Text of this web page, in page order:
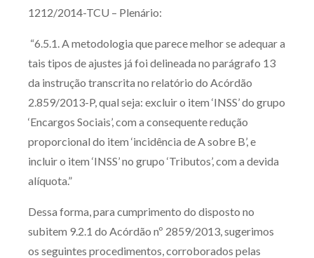
1212/2014-TCU – Plenário:
“6.5.1. A metodologia que parece melhor se adequar a
tais tipos de ajustes já foi delineada no parágrafo 13
da instrução transcrita no relatório do Acórdão
2.859/2013-P, qual seja: excluir o item ‘INSS’ do grupo
‘Encargos Sociais’, com a consequente redução
proporcional do item ‘incidência de A sobre B’, e
incluir o item ‘INSS’ no grupo ‘Tributos’, com a devida
alíquota.”
Dessa forma, para cumprimento do disposto no
subitem 9.2.1 do Acórdão nº 2859/2013, sugerimos
os seguintes procedimentos, corroborados pelas